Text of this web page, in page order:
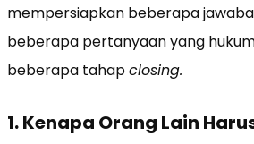
mempersiapkan beberapa
beberapa pertanyaan yang
beberapa tahapclosing.
1. Kenapa Orang Lain